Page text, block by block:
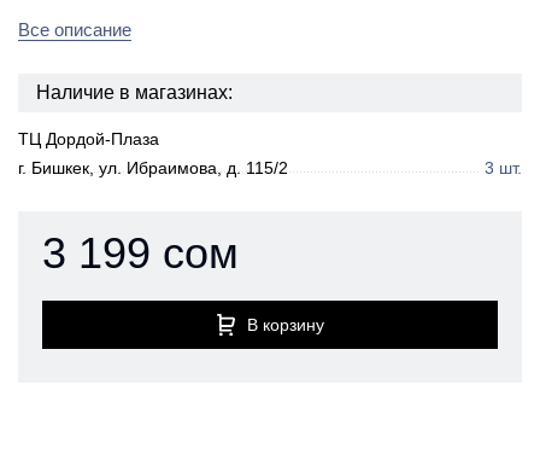
Все описание
Наличие в магазинах:
ТЦ Дордой-Плаза
г. Бишкек, ул. Ибраимова, д. 115/2
3 шт.
3 199 сом
В корзину